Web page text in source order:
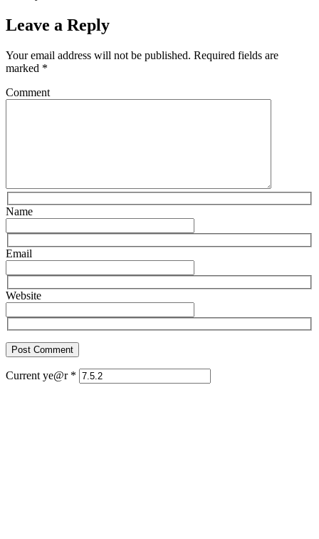
Leave a Reply
Your email address will not be published. Required fields are
marked *
Comment
Name
Email
Website
Current ye@r *